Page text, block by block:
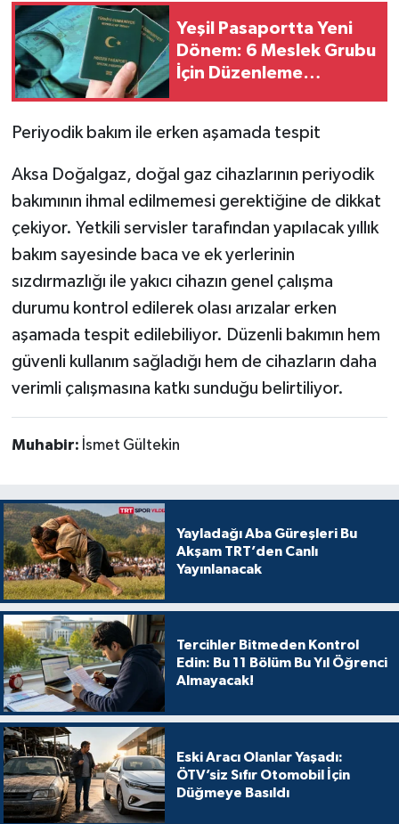
Yeşil Pasaportta Yeni
Dönem: 6 Meslek Grubu
İçin Düzenleme
Periyodik bakım ile erken aşamada tespit
Aksa Doğalgaz, doğal gaz cihazlarının periyodik
bakımının ihmal edilmemesi gerektiğine de dikkat
çekiyor. Yetkili servisler tarafından yapılacak yıllık
bakım sayesinde baca ve ek yerlerinin
sızdırmazlığı ile yakıcı cihazın genel çalışma
durumu kontrol edilerek olası arızalar erken
aşamada tespit edilebiliyor. Düzenli bakımın hem
güvenli kullanım sağladığı hem de cihazların daha
verimli çalışmasına katkı sunduğu belirtiliyor.
Muhabir: İsmet Gültekin
Yayladağı Aba Güreşleri Bu
Akşam TRT’den Canlı
Yayınlanacak
Tercihler Bitmeden Kontrol
Edin: Bu 11 Bölüm Bu Yıl Öğrenci
Almayacak!
Eski Aracı Olanlar Yaşadı:
ÖTV’siz Sıfır Otomobil İçin
Düğmeye Basıldı